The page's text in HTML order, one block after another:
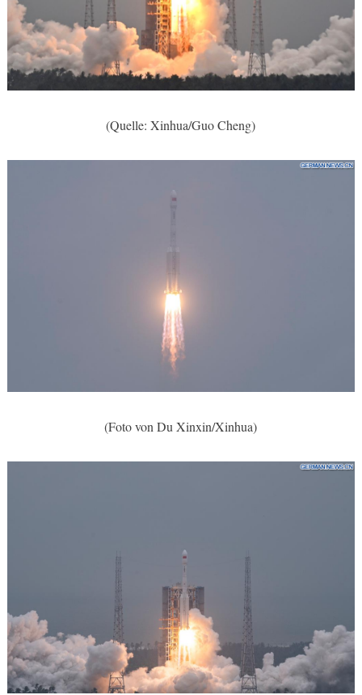
(Quelle: Xinhua/Guo Cheng)
(Foto von Du Xinxin/Xinhua)